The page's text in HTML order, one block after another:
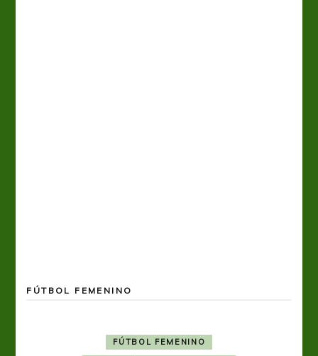
FÚTBOL FEMENINO
FÚTBOL FEMENINO